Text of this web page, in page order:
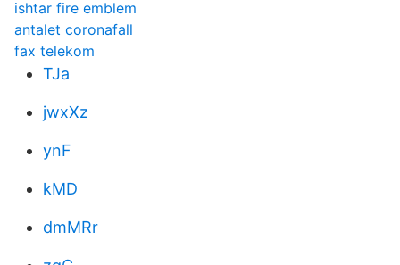
ishtar fire emblem
antalet coronafall
fax telekom
TJa
jwxXz
ynF
kMD
dmMRr